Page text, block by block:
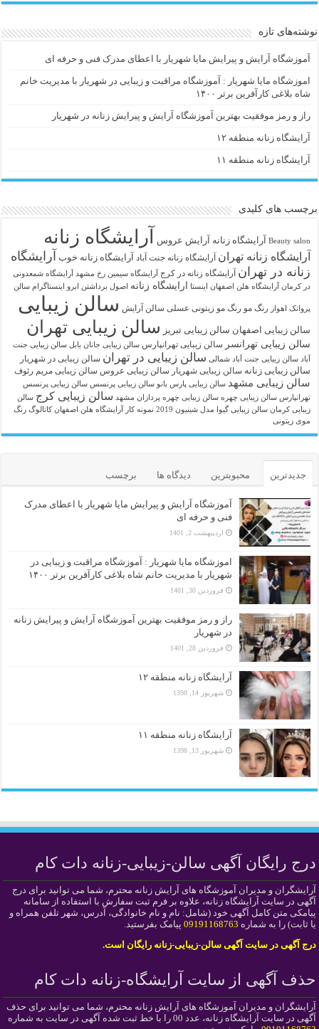
نوشته‌های تازه
آموزشگاه آرایش و پیرایش مایا شهریار با اعطای مدرک فنی و حرفه ای
اموزشگاه مایا شهریار : آموزشگاه مراقبت و زیبایی در شهریار با مدیریت خانم
شاه بلاغی کارآفرین برتر ۱۴۰۰
راز و رمز موفقیت بهترین آموزشگاه آرایش و پیرایش زنانه در شهریار
آرایشگاه زنانه منطقه ۱۲
آرایشگاه زنانه منطقه ۱۱
برچسب های کلیدی
Beauty salon آرايشگاه زنانه آرایش عروس آرایشگاه زنانه
آرایشگاه زنانه تهران آرایشگاه زنانه جنت آباد آرایشگاه زنانه خوب آرایشگاه
زنانه در تهران آرایشگاه زنانه در کرج آرایشگاه سیمین رخ مشهد
آرایشگاه شمعدونی
در کرمان آرایشگاه هلن اصفهان اینستا ارایشگاه زنانه اصول برداشتن ابرو اینستاگرام سالن
پروانک اهواز رنگ مو رنگ مو زیتونی عسلی سالن آرایش سالن زیبایی
سالن زیبایی اصفهان سالن زیبایی تبریز سالن زیبایی تهران
سالن زیبایی تهرانسر سالن زیبایی تهرانپارس سالن زیبایی جانان بابل سالن زیبایی جنت
آباد سالن زیبایی جنت آباد شمالی سالن زیبایی در تهران سالن زیبایی در شهریار
سالن زیبایی زنانه سالن زیبایی شهریار سالن زیبایی عروس سالن زیبایی مریم رئوف
سالن زیبایی مشهد سالن زیبایی پارس بانو سالن زیبایی پرنسس سالن زیبایی پرنسس
تهرانپارس سالن زیبایی چهره سالن زیبایی چهره پردازان مشهد سالن زیبایی کرج سالن
زیبایی کرمان سالن زیبایی گیوا مدل شینیون 2019 نمونه کار آرایشگاه هلن اصفهان کاتالوگ رنگ
موی زیتونی
جدیدترین محبوبترین دیدگاه ها برچسب
آموزشگاه آرایش و پیرایش مایا شهریار با اعطای مدرک
فنی و حرفه ای
اردیبهشت 2, 1401
اموزشگاه مایا شهریار : آموزشگاه مراقبت و زیبایی در
شهریار با مدیریت خانم شاه بلاغی کارآفرین برتر ۱۴۰۰
فروردین 30, 1401
راز و رمز موفقیت بهترین آموزشگاه آرایش و پیرایش زنانه
در شهریار
فروردین 28, 1401
آرایشگاه زنانه منطقه ۱۲
شهریور 14, 1398
آرایشگاه زنانه منطقه ۱۱
شهریور 13, 1398
درج رایگان آگهی سالن-زیبایی-زنانه دات کام
آرایشگران و مدیران آموزشگاه های آرایش زنانه محترم، شما می توانید برای درج
آگهی در سایت آرایشگاه زنانه، علاوه بر فرم ثبت سفارش با استفاده از سامانه
پیامکی متن کامل آگهی خود (شامل: نام و نام خانوادگی، آدرس، شهر تلفن همراه و
یا ثابت) را به شماره 09191168763 پیامک بفرستید.
درج آگهی در سایت آگهی سالن-زیبایی-زنانه رایگان است.
حذف آگهی از سایت آرایشگاه-زنانه دات کام
آرایشگران و مدیران آموزشگاه های آرایش زنانه محترم، شما می توانید برای حذف
آگهی در سایت آرایشگاه زنانه، عدد 00 را با خط ثبت شده آگهی در سایت به شماره